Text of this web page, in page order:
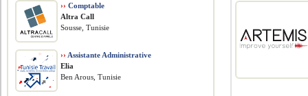
›› Comptable
Altra Call
Sousse, Tunisie
›› Assistante Administrative
Elia
Ben Arous, Tunisie